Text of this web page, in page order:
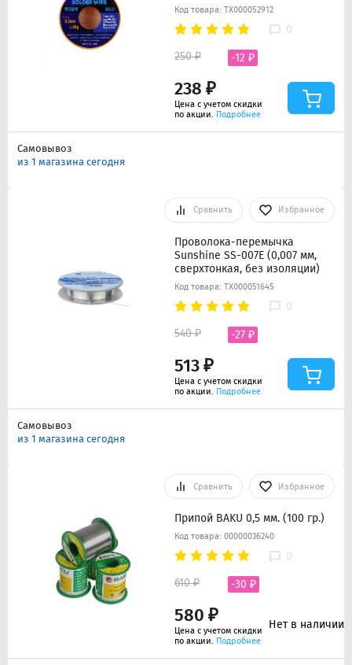
Код товара: ТХ000052912
0
238 ₽
250 ₽ -12 ₽
Цена с учетом скидки
по акции. Подробнее
Самовывоз
из 1 магазина сегодня
Сравнить Избранное
Проволока-перемычка
Sunshine SS-007E (0,007 мм,
сверхтонкая, без изоляции)
Код товара: ТХ000051645
0
513 ₽
540 ₽ -27 ₽
Цена с учетом скидки
по акции. Подробнее
Самовывоз
из 1 магазина сегодня
Сравнить Избранное
Припой BAKU 0,5 мм. (100 гр.)
Код товара: 00000036240
0
580 ₽
610 ₽ -30 ₽
Цена с учетом скидки
по акции. Подробнее
Нет в наличии